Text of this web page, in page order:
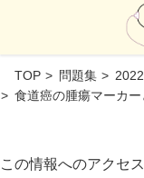
TOP 問題集
食道癌の腫瘍マーカ
この情報へのアクセ